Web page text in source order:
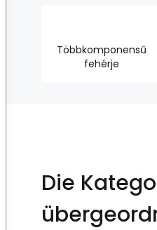
Többkomponensű
fehérje
Die